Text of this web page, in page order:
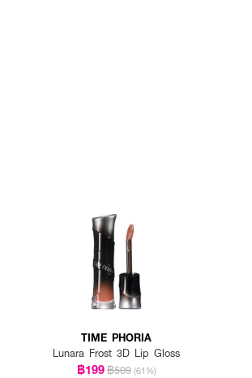
TIME PHORIA
Lunara Frost 3D Lip Gloss
฿199฿509 (61%)